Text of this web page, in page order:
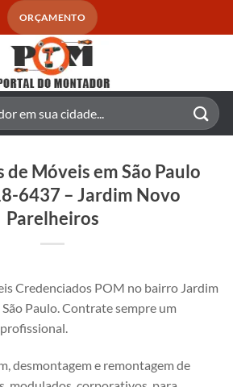
ORÇAMENTO
Móveis em São Paulo
6437 – Jardim Novo
Parelheiros
Credenciados POM no bairro Jardim
Paulo. Contrate sempre um
desmontagem e remontagem de